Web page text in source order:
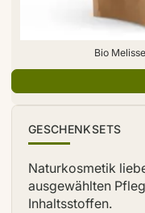
Bio
GESCHENKSETS
Naturkosmetik
ausgewählten
Inhaltsstoffen.